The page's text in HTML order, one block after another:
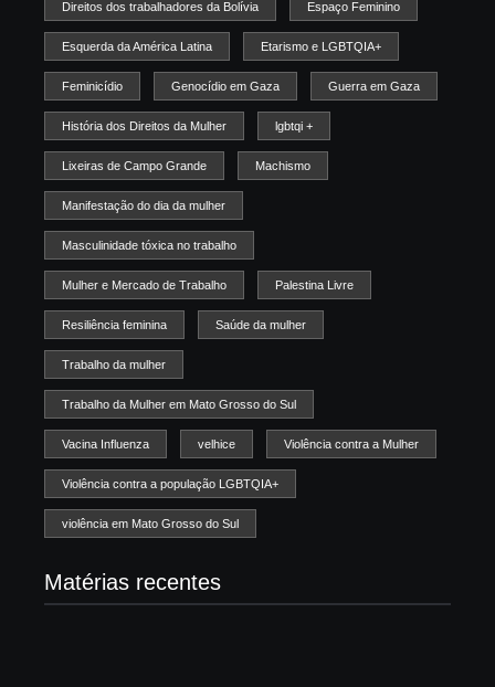
Direitos dos trabalhadores da Bolívia Espaço Feminino
Esquerda da América Latina Etarismo e LGBTQIA+
Feminicídio Genocídio em Gaza Guerra em Gaza
História dos Direitos da Mulher lgbtqi +
Lixeiras de Campo Grande Machismo
Manifestação do dia da mulher
Masculinidade tóxica no trabalho
Mulher e Mercado de Trabalho Palestina Livre
Resiliência feminina Saúde da mulher
Trabalho da mulher
Trabalho da Mulher em Mato Grosso do Sul
Vacina Influenza velhice Violência contra a Mulher
Violência contra a população LGBTQIA+
violência em Mato Grosso do Sul
Matérias recentes